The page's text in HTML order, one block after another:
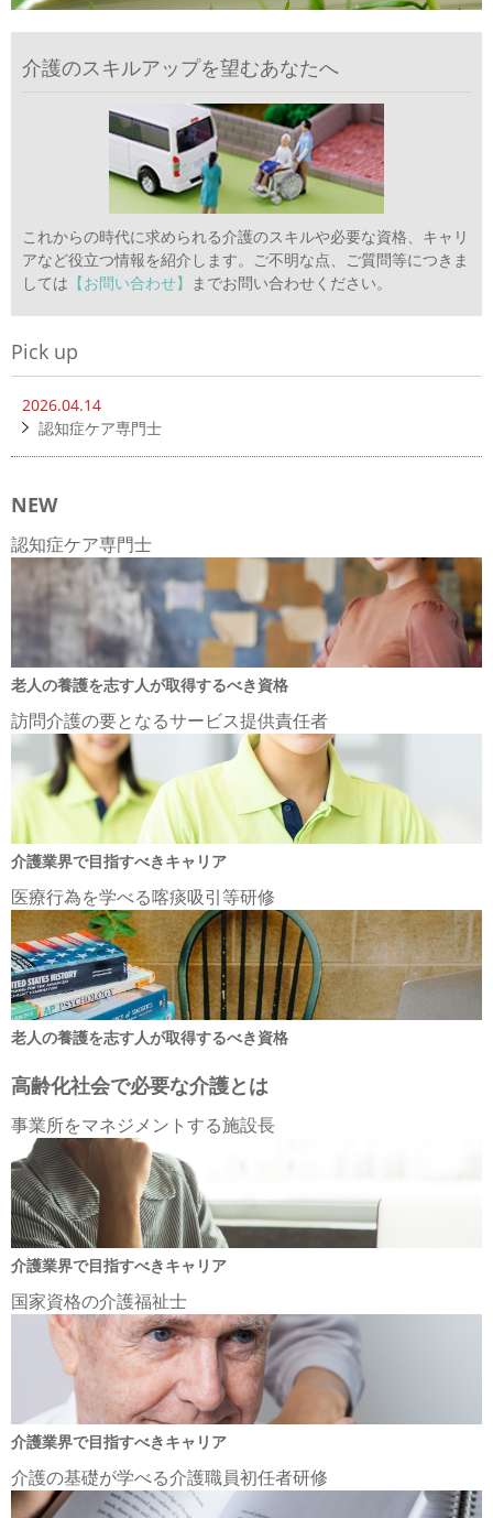
介護のスキルアップを望むあなたへ
これからの時代に求められる介護のスキルや必要な資格、キャリ
アなど役立つ情報を紹介します。ご不明な点、ご質問等につきま
しては 【お問い合わせ】 までお問い合わせください。
Pick up
2026.04.14
認知症ケア専門士
NEW
認知症ケア専門士
老人の養護を志す人が取得するべき資格
訪問介護の要となるサービス提供責任者
介護業界で目指すべきキャリア
医療行為を学べる喀痰吸引等研修
老人の養護を志す人が取得するべき資格
高齢化社会で必要な介護とは
事業所をマネジメントする施設長
介護業界で目指すべきキャリア
国家資格の介護福祉士
介護業界で目指すべきキャリア
介護の基礎が学べる介護職員初任者研修